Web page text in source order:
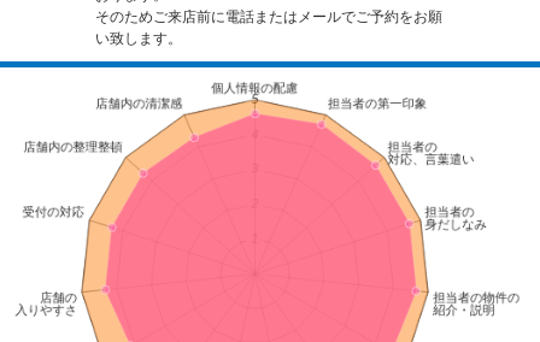
そのためご来店前に電話またはメールでご予約をお願
い致します。